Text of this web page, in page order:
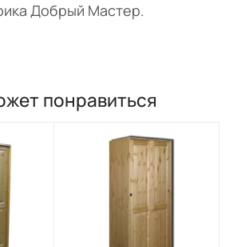
Добрый Мастер.
понравиться